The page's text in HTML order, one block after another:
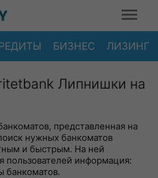
БИЗНЕС ЛИЗИНГ
Липнишки на
представленная на
нужных банкоматов
и быстрым. На ней
пользователей информация:
банкоматов.